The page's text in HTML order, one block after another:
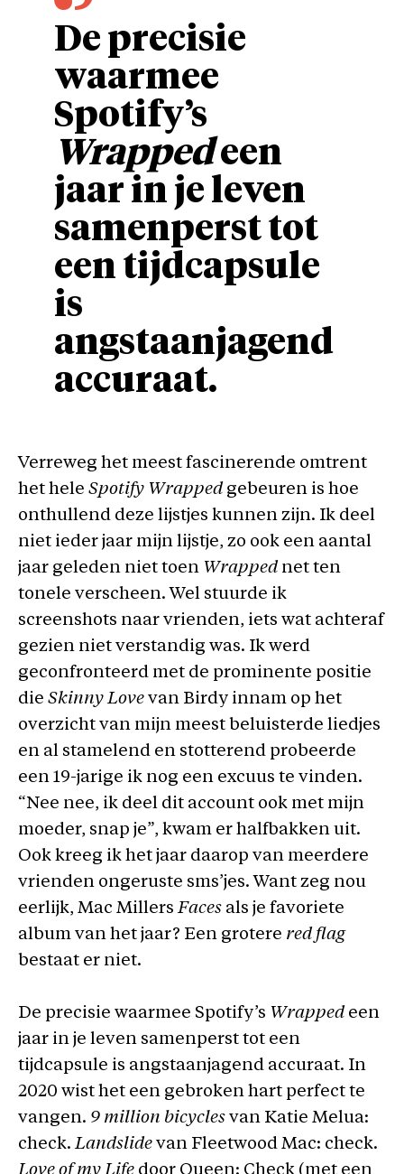
De precisie
waarmee
Spotify’s
Wrappedeen
jaar in je leven
samenperst tot
een tijdcapsule
is
angstaanjagend
accuraat.
Verreweg het meest fascinerende omtrent
het hele Spotify Wrapped gebeuren is hoe
onthullend deze lijstjes kunnen zijn. Ik deel
niet ieder jaar mijn lijstje, zo ook een aantal
jaar geleden niet toen Wrapped net ten
tonele verscheen. Wel stuurde ik
screenshots naar vrienden, iets wat achteraf
gezien niet verstandig was. Ik werd
geconfronteerd met de prominente positie
die Skinny Love van Birdy innam op het
overzicht van mijn meest beluisterde liedjes
en al stamelend en stotterend probeerde
een 19-jarige ik nog een excuus te vinden.
“Nee nee, ik deel dit account ook met mijn
moeder, snap je”, kwam er halfbakken uit.
Ook kreeg ik het jaar daarop van meerdere
vrienden ongeruste sms’jes. Want zeg nou
eerlijk, Mac MillersFaces als je favoriete
album van het jaar? Een grotere red flag
bestaat er niet.
De precisie waarmee Spotify’s Wrapped een
jaar in je leven samenperst tot een
tijdcapsule is angstaanjagend accuraat. In
2020 wist het een gebroken hart perfect te
vangen. 9 million bicycles van Katie Melua:
check.Landslide van Fleetwood Mac: check.
Love of my Life door Queen: Check (met een